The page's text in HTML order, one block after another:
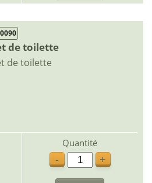
de toilette
de toilette
Quantité
-
+